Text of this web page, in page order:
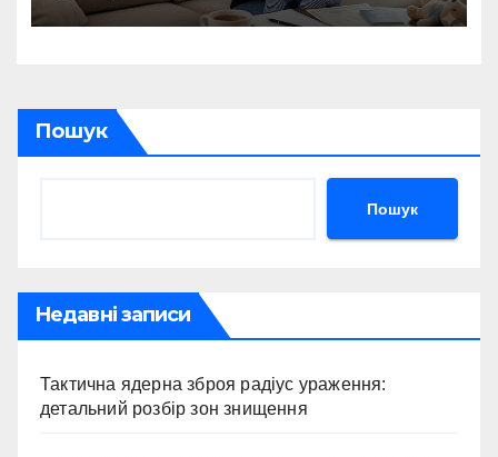
Пошук
Пошук
Недавні записи
Тактична ядерна зброя радіус ураження:
детальний розбір зон знищення